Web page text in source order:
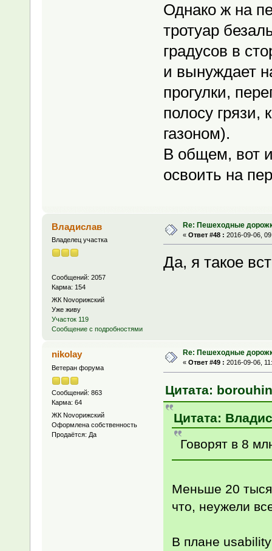
Однако ж на
тротуар
градусов в
и вынуждает
прогулки,
полосу грязи,
газоном).
В общем, вот
освоить на
Владислав
Владелец участка
Сообщений: 2057
Карма: 154
ЖК Novoрижский
Уже живу
Участок 119
Сообщение с подробностями
Re: Пешеходные
« Ответ #48 : 2016-09-06,
Да, я такое
nikolay
Ветеран форума
Сообщений: 863
Карма: 64
ЖК Novoрижский
Оформлена собственность
Продаётся: Да
Re: Пешеходные
« Ответ #49 : 2016-09-06,
Цитата:
Цитата:
Говорят в 8
Меньше 20
что, неужели
В плане